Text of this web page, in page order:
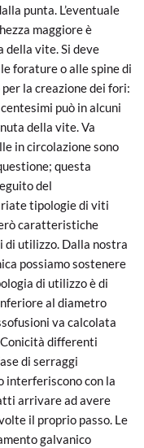
punta. L’eventuale
maggiore è
della vite. Si deve
forature o alle spine di
la creazione dei fori:
può in alcuni
della vite. Va
in circolazione sono
questa
del
tipologie di viti
caratteristiche
utilizzo. Dalla nostra
possiamo sostenere
di utilizzo è di
al diametro
va calcolata
Conicità differenti
di serraggi
interferiscono con la
arrivare ad avere
il proprio passo. Le
galvanico